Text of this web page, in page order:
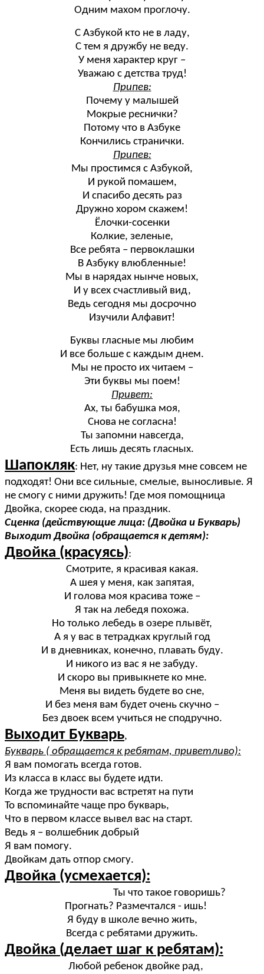
Одним махом проглочу.
С Азбукой кто не в ладу,
С тем я дружбу не веду.
У меня характер круг –
Уважаю с детства труд!
Припев:
Почему у малышей
Мокрые реснички?
Потому что в Азбуке
Кончились странички.
Припев:
Мы простимся с Азбукой,
И рукой помашем,
И спасибо десять раз
Дружно хором скажем!
Ёлочки-сосенки
Колкие, зеленые,
Все ребята – первоклашки
В Азбуку влюбленные!
Мы в нарядах нынче новых,
И у всех счастливый вид,
Ведь сегодня мы досрочно
Изучили Алфавит!
Буквы гласные мы любим
И все больше с каждым днем.
Мы не просто их читаем –
Эти буквы мы поем!
Привет:
Ах, ты бабушка моя,
Снова не согласна!
Ты запомни навсегда,
Есть лишь десять гласных.
Шапокляк: Нет, ну такие друзья мне совсем не
подходят! Они все сильные, смелые, выносливые. Я
не смогу с ними дружить! Где моя помощница
Двойка, скорее сюда, на праздник.
Сценка (действующие лица: (Двойка и Букварь)
Выходит Двойка (обращается к детям):
Двойка (красуясь):
Смотрите, я красивая какая.
А шея у меня, как запятая,
И голова моя красива тоже –
Я так на лебедя похожа.
Но только лебедь в озере плывёт,
А я у вас в тетрадках круглый год
И в дневниках, конечно, плавать буду.
И никого из вас я не забуду.
И скоро вы привыкнете ко мне.
Меня вы видеть будете во сне,
И без меня вам будет очень скучно –
Без двоек всем учиться не сподручно.
Выходит Букварь,
Букварь ( обращается к ребятам, приветливо):
Я вам помогать всегда готов.
Из класса в класс вы будете идти.
Когда же трудности вас встретят на пути
То вспоминайте чаще про букварь,
Что в первом классе вывел вас на старт.
Ведь я – волшебник добрый
Я вам помогу.
Двойкам дать отпор смогу.
Двойка (усмехается):
Ты что такое говоришь?
Прогнать? Размечтался - ишь!
Я буду в школе вечно жить,
Всегда с ребятами дружить.
Двойка (делает шаг к ребятам):
Любой ребенок двойке рад,